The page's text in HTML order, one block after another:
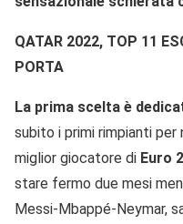
QATAR 2022, TOP 11
PORTA
La prima scelta è
subito i primi rimpianti per
miglior giocatore di Euro
stare fermo due mesi
Messi-Mbappé-Neymar,